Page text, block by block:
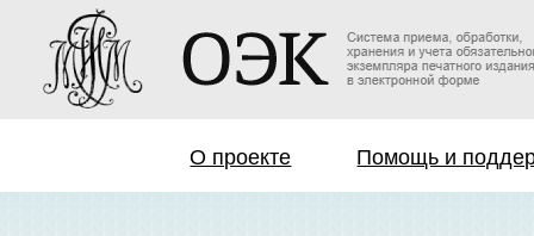
О проекте Помощь и